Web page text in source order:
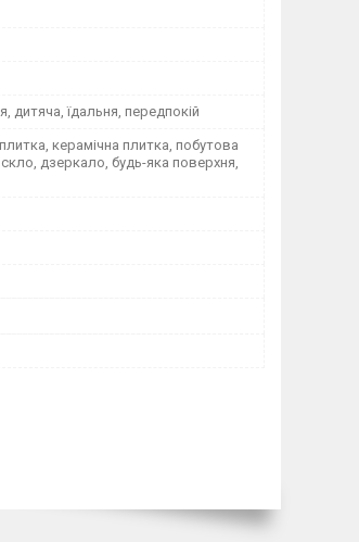
дитяча, їдальня, передпокій
керамічна плитка, побутова
скло, дзеркало, будь-яка поверхня,